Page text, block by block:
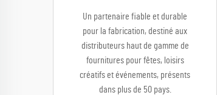
Un partenaire fiable et durable
pour la fabrication, destiné aux
distributeurs haut de gamme de
fournitures pour fêtes, loisirs
créatifs et événements, présents
dans plus de 50 pays.